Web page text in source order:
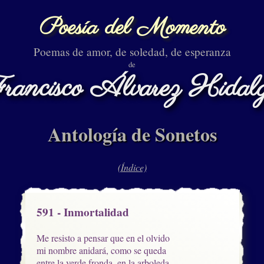
Poesía del Momento
Poemas de amor, de soledad, de esperanza
de
Álvarez
Antología de Sonetos
(Índice)
591 - Inmortalidad
Me resisto a pensar que en el olvido
mi nombre anidará, como se queda